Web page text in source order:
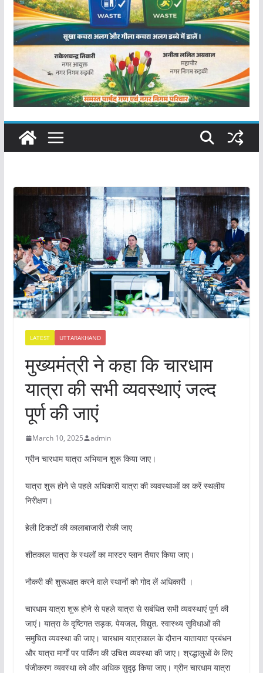
LATEST UTTARAKHAND
मुख्यमंत्री ने कहा कि चारधाम
यात्रा की सभी व्यवस्थाएं जल्द
पूर्ण की जाएं
March 10, 2025 admin
ग्रीन चारधाम यात्रा अभियान शुरू किया जाए।
यात्रा शुरू होने से पहले अधिकारी यात्रा की व्यवस्थाओं का करें स्थलीय
निरीक्षण।
हेली टिकटों की कालाबाजारी रोकी जाए
शीतकाल यात्रा के स्थलों का मास्टर प्लान तैयार किया जाए।
नौकरी की शुरूआत करने वाले स्थानों को गोद लें अधिकारी ।
चारधाम यात्रा शुरू होने से पहले यात्रा से सबंधित सभी व्यवस्थाएं पूर्ण की
जाएं। यात्रा के दृष्टिगत सड़क, पेयजल, विद्युत, स्वास्थ्य सुविधाओं की
समुचित व्यवस्था की जाए। चारधाम यात्राकाल के दौरान यातायात प्रबंधन
और यात्रा मार्गों पर पार्किंग की उचित व्यवस्था की जाए। श्रद्धालुओं के लिए
पंजीकरण व्यवस्था को और अधिक सुदृढ़ किया जाए। ग्रीन चारधाम यात्रा